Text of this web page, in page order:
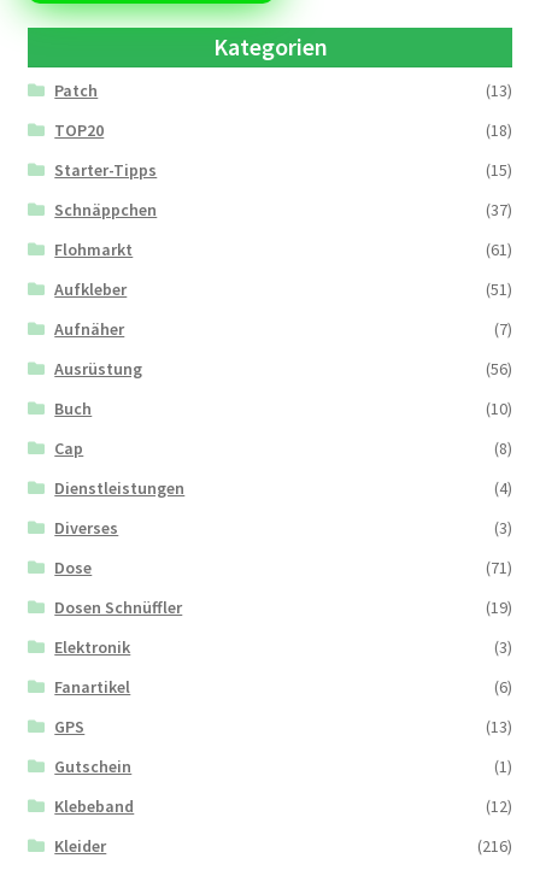
Kategorien
Patch
(13)
TOP20
(18)
Starter-Tipps
(15)
Schnäppchen
(37)
Flohmarkt
(61)
Aufkleber
(51)
Aufnäher
(7)
Ausrüstung
(56)
Buch
(10)
Cap
(8)
Dienstleistungen
(4)
Diverses
(3)
Dose
(71)
Dosen Schnüffler
(19)
Elektronik
(3)
Fanartikel
(6)
GPS
(13)
Gutschein
(1)
Klebeband
(12)
Kleider
(216)